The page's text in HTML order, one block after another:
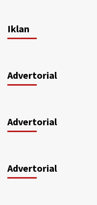
Iklan
Advertorial
Advertorial
Advertorial